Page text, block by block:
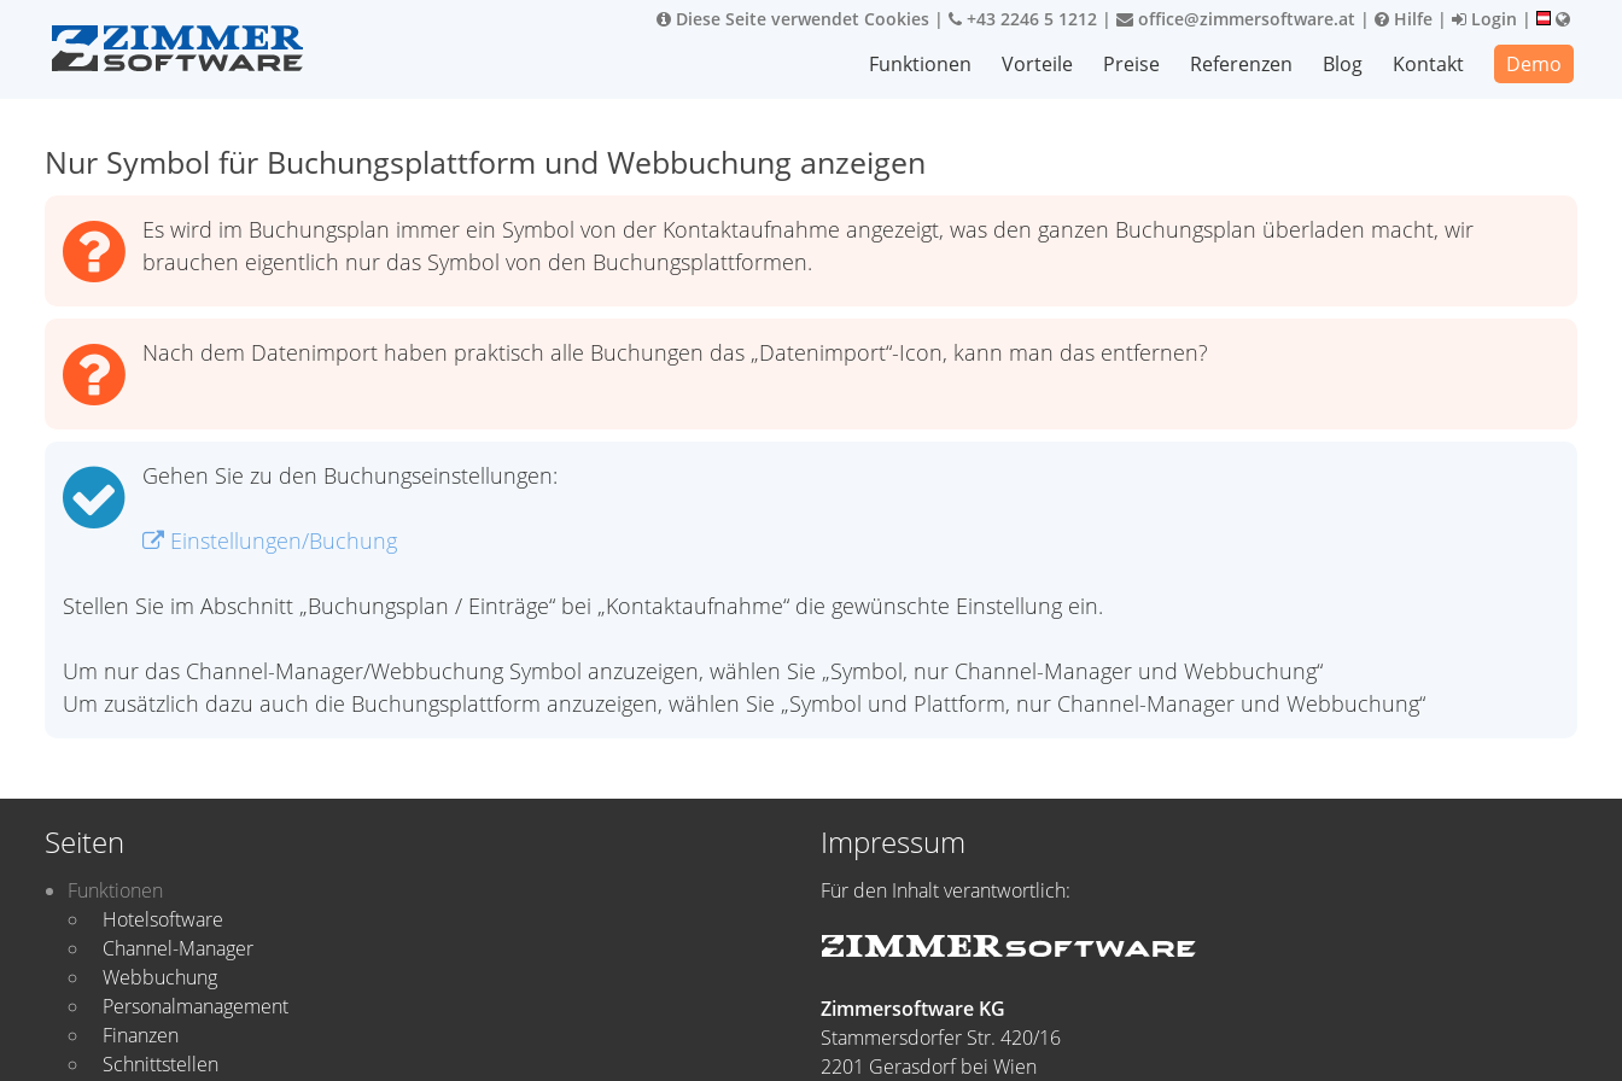
Diese Seite verwendet Cookies | +43 2246 5 1212 | office@zimmersoftware.at | Hilfe | Login |
Funktionen Vorteile Preise Referenzen Blog Kontakt Demo
Nur Symbol für Buchungsplattform und Webbuchung anzeigen
Es wird im Buchungsplan immer ein Symbol von der Kontaktaufnahme angezeigt, was den ganzen Buchungsplan überladen macht, wir
brauchen eigentlich nur das Symbol von den Buchungsplattformen.
Nach dem Datenimport haben praktisch alle Buchungen das „Datenimport“-Icon, kann man das entfernen?
Gehen Sie zu den Buchungseinstellungen:
Einstellungen/Buchung
Stellen Sie im Abschnitt „Buchungsplan / Einträge“ bei „Kontaktaufnahme“ die gewünschte Einstellung ein.
Um nur das Channel-Manager/Webbuchung Symbol anzuzeigen, wählen Sie „Symbol, nur Channel-Manager und Webbuchung“
Um zusätzlich dazu auch die Buchungsplattform anzuzeigen, wählen Sie „Symbol und Plattform, nur Channel-Manager und Webbuchung“
Seiten
Funktionen
Hotelsoftware
Channel-Manager
Webbuchung
Personalmanagement
Finanzen
Schnittstellen
Impressum
Für den Inhalt verantwortlich:
Zimmersoftware KG
Stammersdorfer Str. 420/16
2201 Gerasdorf bei Wien